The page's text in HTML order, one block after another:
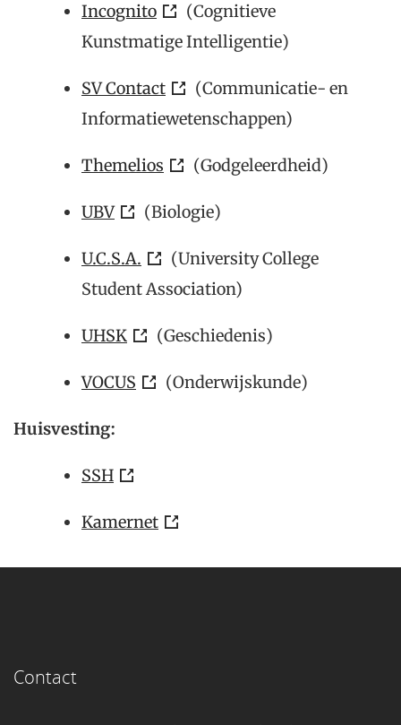
Incognito
(Cognitieve
Kunstmatige Intelligentie)
SV Contact
(Communicatie- en
Informatiewetenschappen)
Themelios (Godgeleerdheid)
UBV (Biologie)
U.C.S.A.
(University College
Student Association)
UHSK (Geschiedenis)
VOCUS (Onderwijskunde)
Huisvesting:
SSH
Kamernet
Contact